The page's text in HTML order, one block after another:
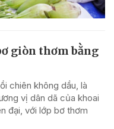
giòn thơm bằng
chiên không dầu, là
vị dân dã của khoai
đại, với lớp bơ thơm